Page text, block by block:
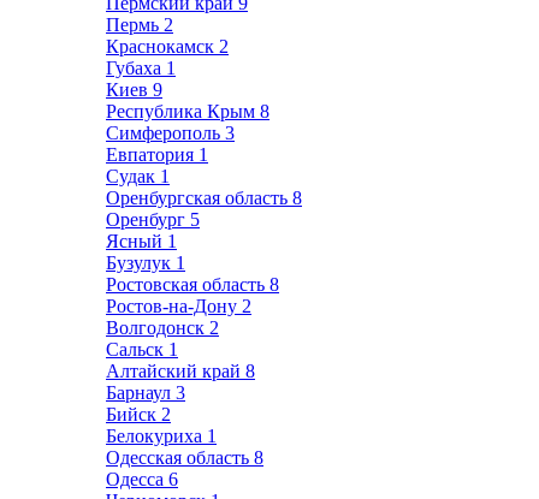
Пермь 2
Краснокамск 2
Губаха 1
Киев 9
Республика Крым 8
Симферополь 3
Евпатория 1
Судак 1
Оренбургская область 8
Оренбург 5
Ясный 1
Бузулук 1
Ростовская область 8
Ростов-на-Дону 2
Волгодонск 2
Сальск 1
Алтайский край 8
Барнаул 3
Бийск 2
Белокуриха 1
Одесская область 8
Одесса 6